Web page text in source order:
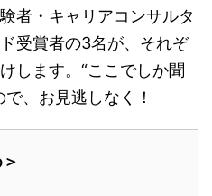
者・キャリアコンサルタ
受賞者の3名が、それぞ
します。“ここでしか聞
、お見逃しなく！